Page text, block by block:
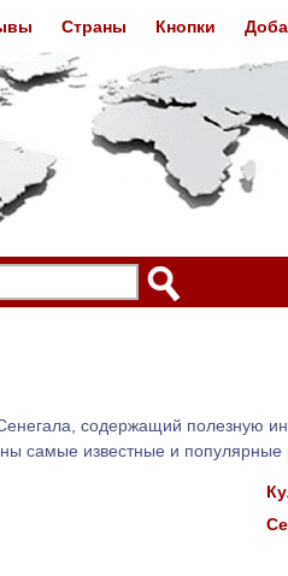
Сенегала, содержащий полезную
самые известные и
Страны Кнопки